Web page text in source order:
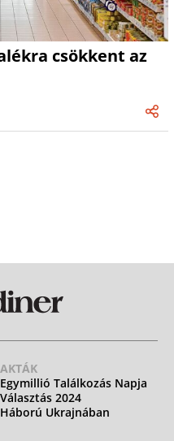
csökkent az
AKTÁK
Egymillió Találkozás Napja
Választás 2024
Háború Ukrajnában